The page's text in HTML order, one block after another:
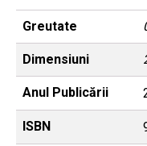
Greutate
Dimensiuni
Anul Publicării
ISBN